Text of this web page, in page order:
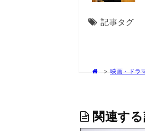
記事タグ
> 映画・ドラ
関連す